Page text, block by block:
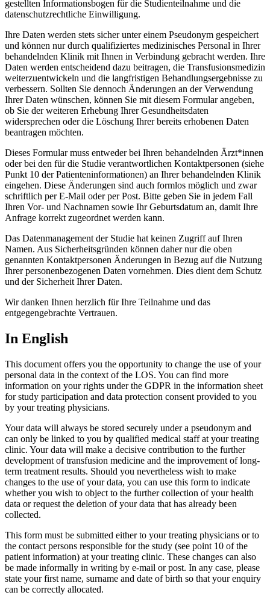
gestellten Informationsbogen für die Studienteilnahme und die
datenschutzrechtliche Einwilligung.
Ihre Daten werden stets sicher unter einem Pseudonym gespeichert
und können nur durch qualifiziertes medizinisches Personal in Ihrer
behandelnden Klinik mit Ihnen in Verbindung gebracht werden. Ihre
Daten werden entscheidend dazu beitragen, die Transfusionsmedizin
weiterzuentwickeln und die langfristigen Behandlungsergebnisse zu
verbessern. Sollten Sie dennoch Änderungen an der Verwendung
Ihrer Daten wünschen, können Sie mit diesem Formular angeben,
ob Sie der weiteren Erhebung Ihrer Gesundheitsdaten
widersprechen oder die Löschung Ihrer bereits erhobenen Daten
beantragen möchten.
Dieses Formular muss entweder bei Ihren behandelnden Ärzt*innen
oder bei den für die Studie verantwortlichen Kontaktpersonen (siehe
Punkt 10 der Patienteninformationen) an Ihrer behandelnden Klinik
eingehen. Diese Änderungen sind auch formlos möglich und zwar
schriftlich per E-Mail oder per Post. Bitte geben Sie in jedem Fall
Ihren Vor- und Nachnamen sowie Ihr Geburtsdatum an, damit Ihre
Anfrage korrekt zugeordnet werden kann.
Das Datenmanagement der Studie hat keinen Zugriff auf Ihren
Namen. Aus Sicherheitsgründen können daher nur die oben
genannten Kontaktpersonen Änderungen in Bezug auf die Nutzung
Ihrer personenbezogenen Daten vornehmen. Dies dient dem Schutz
und der Sicherheit Ihrer Daten.
Wir danken Ihnen herzlich für Ihre Teilnahme und das
entgegengebrachte Vertrauen.
In English
This document offers you the opportunity to change the use of your
personal data in the context of the LOS. You can find more
information on your rights under the GDPR in the information sheet
for study participation and data protection consent provided to you
by your treating physicians.
Your data will always be stored securely under a pseudonym and
can only be linked to you by qualified medical staff at your treating
clinic. Your data will make a decisive contribution to the further
development of transfusion medicine and the improvement of long-
term treatment results. Should you nevertheless wish to make
changes to the use of your data, you can use this form to indicate
whether you wish to object to the further collection of your health
data or request the deletion of your data that has already been
collected.
This form must be submitted either to your treating physicians or to
the contact persons responsible for the study (see point 10 of the
patient information) at your treating clinic. These changes can also
be made informally in writing by e-mail or post. In any case, please
state your first name, surname and date of birth so that your enquiry
can be correctly allocated.